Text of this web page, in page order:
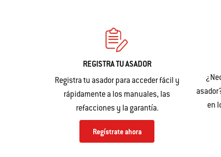
REGISTRA TU ASADOR
Registra tu asador para acceder fácil y
rápidamente a los manuales, las
refacciones y la garantía.
Regístrate ahora
en